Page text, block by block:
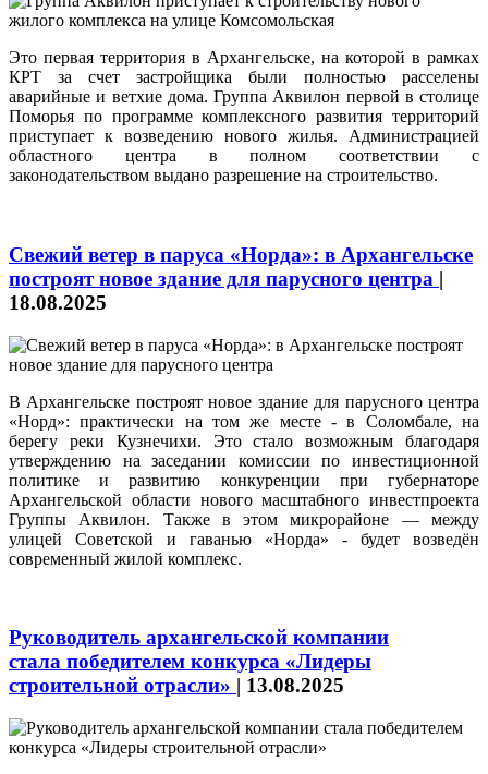
Это первая территория в Архангельске, на которой в рамках
КРТ за счет застройщика были полностью расселены
аварийные и ветхие дома. Группа Аквилон первой в столице
Поморья по программе комплексного развития территорий
приступает к возведению нового жилья. Администрацией
областного центра в полном соответствии с
законодательством выдано разрешение на строительство.
Cвежий ветер в паруса «Норда»: в Архангельске
построят новое здание для парусного центра |
18.08.2025
В Архангельске построят новое здание для парусного центра
«Норд»: практически на том же месте - в Соломбале, на
берегу реки Кузнечихи. Это стало возможным благодаря
утверждению на заседании комиссии по инвестиционной
политике и развитию конкуренции при губернаторе
Архангельской области нового масштабного инвестпроекта
Группы Аквилон. Также в этом микрорайоне — между
улицей Советской и гаванью «Норда» - будет возведён
современный жилой комплекс.
Руководитель архангельской компании
стала победителем конкурса «Лидеры
строительной отрасли» | 13.08.2025